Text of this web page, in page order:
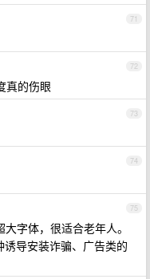
71
72
真的伤眼
73
74
75
字体，很适合老年人。
导安装诈骗、广告类的